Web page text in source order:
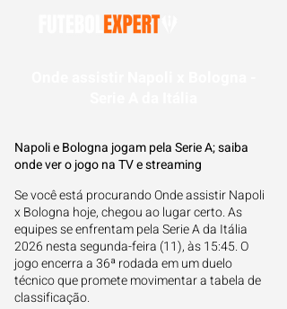
Napoli e Bologna jogam pela Serie A; saiba
onde ver o jogo na TV e streaming
Se você está procurando Onde assistir Napoli
x Bologna hoje, chegou ao lugar certo. As
equipes se enfrentam pela Serie A da Itália
2026 nesta segunda-feira (11), às 15:45. O
jogo encerra a 36ª rodada em um duelo
técnico que promete movimentar a tabela de
classificação.